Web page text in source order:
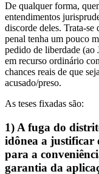
De qualquer forma,
entendimentos
discorde deles. Trata-se
penal tenha um pouco
pedido de liberdade (ao
em recurso ordinário
chances reais de que
acusado/preso.
As teses fixadas são:
1) A fuga do
idônea a justificar
para a
garantia da